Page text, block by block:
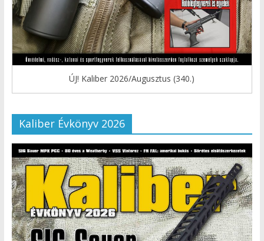
ÚJ! Kaliber 2026/Augusztus (340.)
Kaliber Évkönyv 2026